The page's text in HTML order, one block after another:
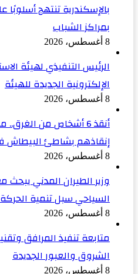
بالإسكندرية تنتهج
بمراكز الشباب
8 أغسطس، 2026
الرئيس التنفيذي لهيئة
الإلكترونية الجديدة للهيئة
8 أغسطس، 2026
أنقذ 6 أشخاص من
إنقاذهم بشاطئ البيطاش
8 أغسطس، 2026
وزير الطيران المدني
السياحي سبل تنمية
8 أغسطس، 2026
متابعة تنفيذ المرافق
الشروق والعبور الجديدة
8 أغسطس، 2026